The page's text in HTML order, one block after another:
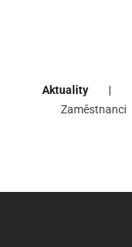
Aktuality
Zaměstnanci